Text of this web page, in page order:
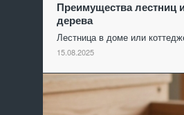
Преимущества лестниц
дерева
Лестница в доме или
15.08.2025